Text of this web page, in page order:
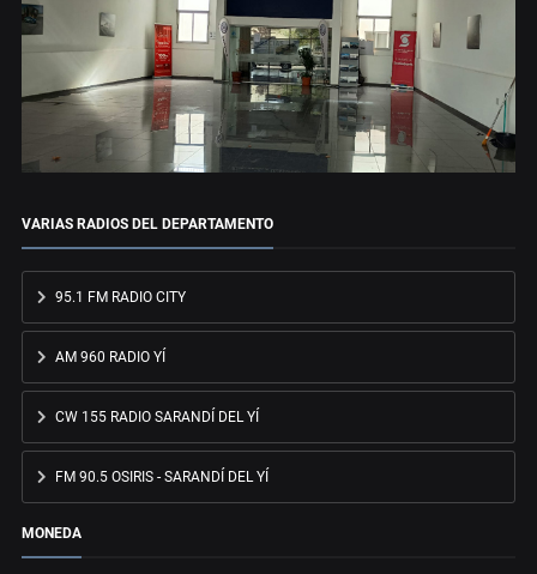
VARIAS RADIOS DEL DEPARTAMENTO
95.1 FM RADIO CITY
AM 960 RADIO YÍ
CW 155 RADIO SARANDÍ DEL YÍ
FM 90.5 OSIRIS - SARANDÍ DEL YÍ
MONEDA